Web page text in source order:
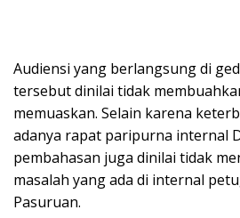
Audiensi yang berlangsung di
tersebut dinilai tidak
memuaskan. Selain karena
adanya rapat paripurna internal
pembahasan juga dinilai tidak
masalah yang ada di internal
Pasuruan.